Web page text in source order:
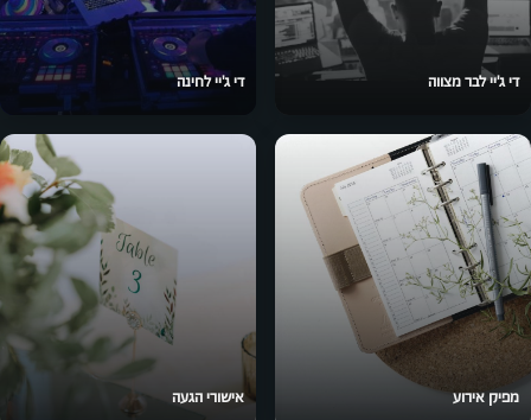
די ג'יי לבר מצווה די ג'יי לחינה
מפיק אירוע אישורי הגעה